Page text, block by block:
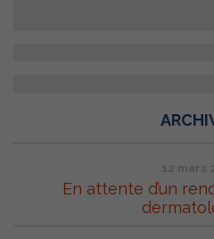
12 mars
En attente d’un